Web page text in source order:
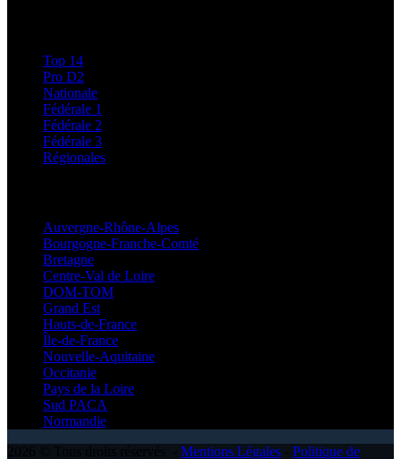
Top 14
Pro D2
Nationale
Fédérale 1
Fédérale 2
Fédérale 3
Régionales
Auvergne-Rhône-Alpes
Bourgogne-Franche-Comté
Bretagne
Centre-Val de Loire
DOM-TOM
Grand Est
Hauts-de-France
Île-de-France
Nouvelle-Aquitaine
Occitanie
Pays de la Loire
Sud PACA
Normandie
Mentions Légales Politique de